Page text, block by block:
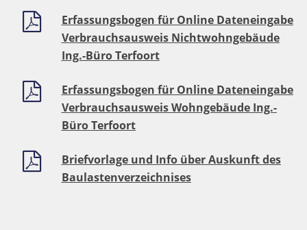
Erfassungsbogen für Online Dateneingabe
Verbrauchsausweis Nichtwohngebäude
Ing.-Büro Terfoort
Erfassungsbogen für Online Dateneingabe
Verbrauchsausweis Wohngebäude Ing.-
Büro Terfoort
Briefvorlage und Info über Auskunft des
Baulastenverzeichnises